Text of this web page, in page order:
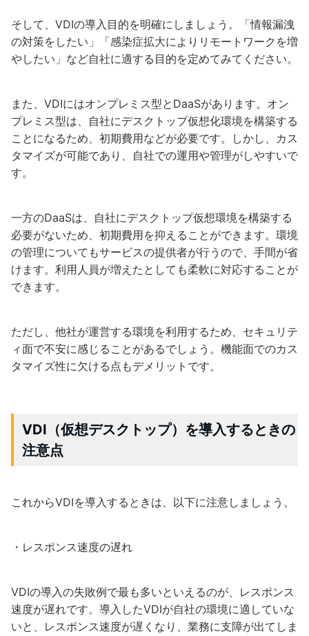
そして、VDIの導入目的を明確にしましょう。「情報漏洩
の対策をしたい」「感染症拡大によりリモートワークを増
やしたい」など自社に適する目的を定めてみてください。
また、VDIにはオンプレミス型とDaaSがあります。オン
プレミス型は、自社にデスクトップ仮想化環境を構築する
ことになるため、初期費用などが必要です。しかし、カス
タマイズが可能であり、自社での運用や管理がしやすいで
す。
一方のDaaSは、自社にデスクトップ仮想環境を構築する
必要がないため、初期費用を抑えることができます。環境
の管理についてもサービスの提供者が行うので、手間が省
けます。利用人員が増えたとしても柔軟に対応することが
できます。
ただし、他社が運営する環境を利用するため、セキュリテ
ィ面で不安に感じることがあるでしょう。機能面でのカス
タマイズ性に欠ける点もデメリットです。
VDI（仮想デスクトップ）を導入するときの
注意点
これからVDIを導入するときは、以下に注意しましょう。
・レスポンス速度の遅れ
VDIの導入の失敗例で最も多いといえるのが、レスポンス
速度が遅れです。導入したVDIが自社の環境に適していな
いと、レスポンス速度が遅くなり、業務に支障が出てしま